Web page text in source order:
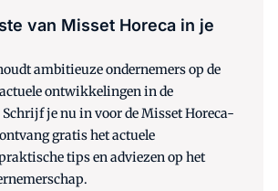
van Misset Horeca in je
ambitieuze ondernemers op de
ontwikkelingen in de
je nu in voor de Misset Horeca-
gratis het actuele
tips en adviezen op het